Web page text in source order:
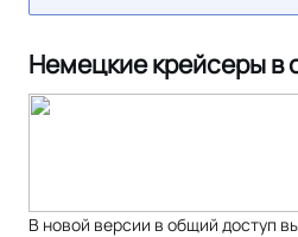
Немецкие крейсеры в
В новой версии в общий доступ